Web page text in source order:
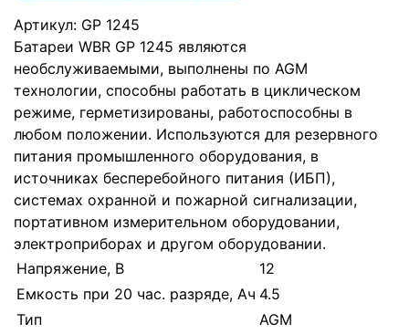
Артикул: GP 1245
Батареи WBR GP 1245 являются
необслуживаемыми, выполнены по AGM
технологии, способны работать в циклическом
режиме, герметизированы, работоспособны в
любом положении. Используются для резервного
питания промышленного оборудования, в
источниках бесперебойного питания (ИБП),
системах охранной и пожарной сигнализации,
портативном измерительном оборудовании,
электроприборах и другом оборудовании.
Напряжение, В
12
Емкость при 20 час. разряде, Ач 4.5
Тип
AGM